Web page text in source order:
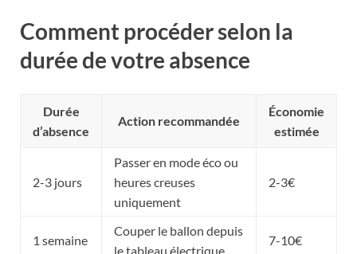
Comment procéder selon la
durée de votre absence
Durée
d’absence
Action recommandée
Économie
estimée
2-3 jours
Passer en mode éco ou
heures creuses
uniquement
2-3€
1 semaine
Couper le ballon depuis
le tableau électrique
7-10€